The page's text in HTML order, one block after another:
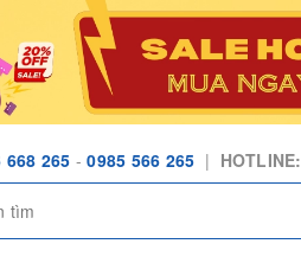
668 265 -0985 566 265 | HOTLINE: